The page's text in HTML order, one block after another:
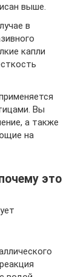
выше.
в
капли
Вы
а также
на
это